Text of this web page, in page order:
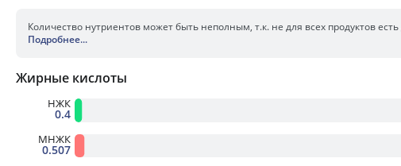
Количество нутриентов может быть неполным, т.к. не для всех продуктов
Подробнее...
Жирные кислоты
НЖК
0.4
МНЖК
0.507